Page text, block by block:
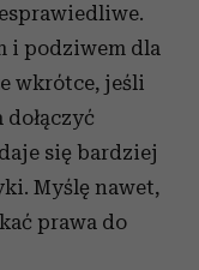
i podziwem dla
wkrótce, jeśli
się bardziej
Myślę nawet,
prawa do